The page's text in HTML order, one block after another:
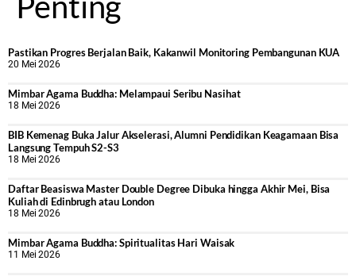
Pastikan Progres Berjalan Baik, Kakanwil Monitoring Pembangunan KUA
20 Mei 2026
Mimbar Agama Buddha: Melampaui Seribu Nasihat
18 Mei 2026
BIB Kemenag Buka Jalur Akselerasi, Alumni Pendidikan Keagamaan Bisa
Langsung Tempuh S2-S3
18 Mei 2026
Daftar Beasiswa Master Double Degree Dibuka hingga Akhir Mei, Bisa
Kuliah di Edinbrugh atau London
18 Mei 2026
Mimbar Agama Buddha: Spiritualitas Hari Waisak
11 Mei 2026